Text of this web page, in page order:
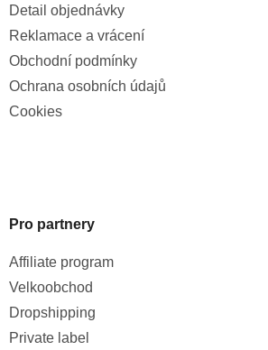
Detail objednávky
Reklamace a vrácení
Obchodní podmínky
Ochrana osobních údajů
Cookies
Pro partnery
Affiliate program
Velkoobchod
Dropshipping
Private label